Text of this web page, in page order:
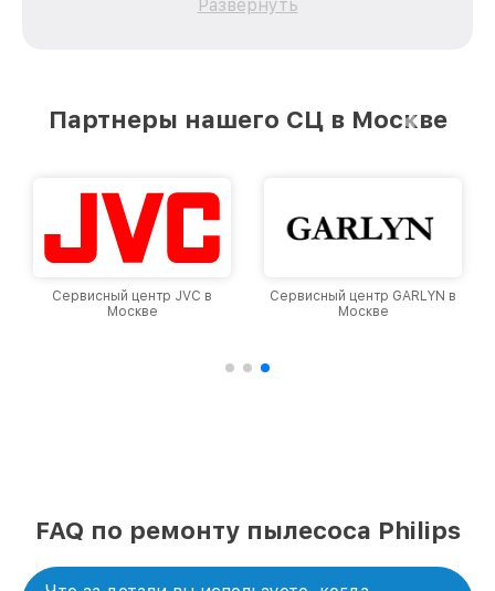
каждого пользователя продукции Philips, вне
лучшим сервисным центром Philips в городе
Развернуть
Партнеры нашего СЦ в Москве
Сервисный центр JVC в
Москве
Сервисный центр GARLYN в
Москве
FAQ по ремонту пылесоса Philips